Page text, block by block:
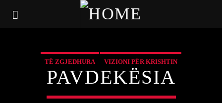
TË ZGJEDHURA VIZIONI PËR KRISHTIN
PAVDEKËSIA